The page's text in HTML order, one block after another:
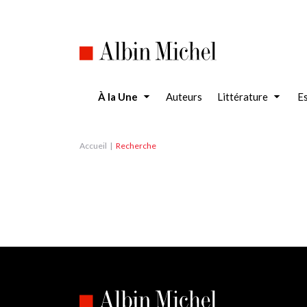
À la Une Auteurs Littérature
Accueil Recherche